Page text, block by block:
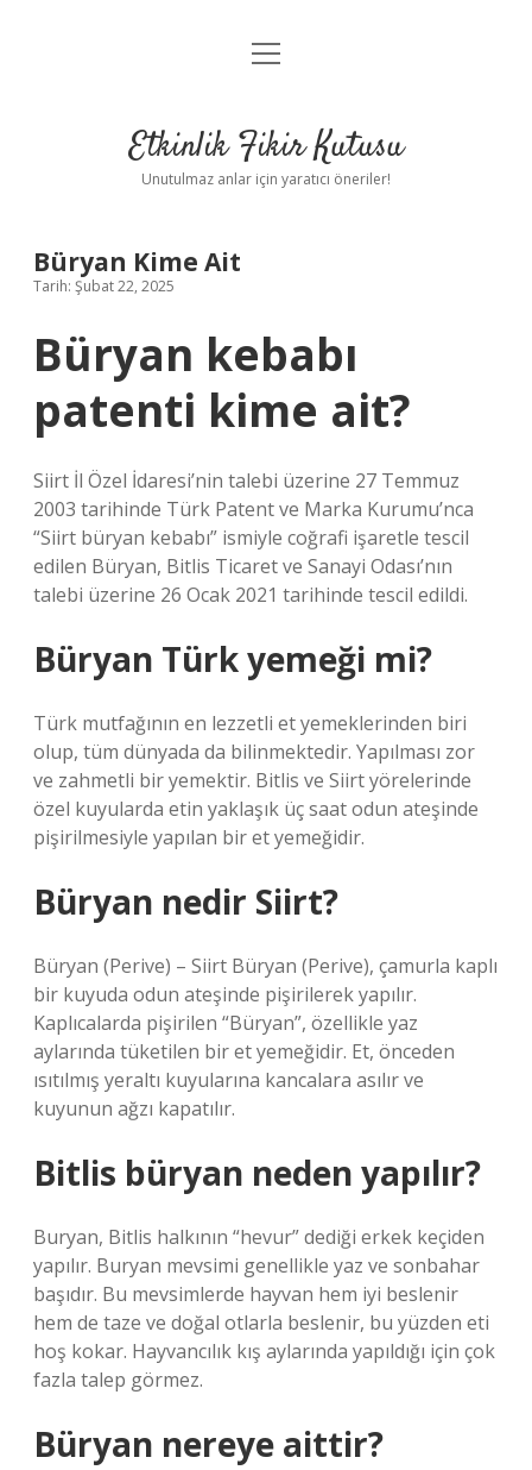
Anasayfa
Yasal Uyarı
menüyü
Etkinlik Fikir Kutusu
Unutulmaz anlar için yaratıcı öneriler!
Büryan Kime Ait
Tarih: Şubat 22, 2025
Büryan kebabı
patenti kime ait?
Siirt İl Özel İdaresi’nin talebi üzerine 27 Temmuz
2003 tarihinde Türk Patent ve Marka Kurumu’nca
“Siirt büryan kebabı” ismiyle coğrafi işaretle tescil
edilen Büryan, Bitlis Ticaret ve Sanayi Odası’nın
talebi üzerine 26 Ocak 2021 tarihinde tescil edildi.
Büryan Türk yemeği mi?
Türk mutfağının en lezzetli et yemeklerinden biri
olup, tüm dünyada da bilinmektedir. Yapılması zor
ve zahmetli bir yemektir. Bitlis ve Siirt yörelerinde
özel kuyularda etin yaklaşık üç saat odun ateşinde
pişirilmesiyle yapılan bir et yemeğidir.
Büryan nedir Siirt?
Büryan (Perive) – Siirt Büryan (Perive), çamurla kaplı
bir kuyuda odun ateşinde pişirilerek yapılır.
Kaplıcalarda pişirilen “Büryan”, özellikle yaz
aylarında tüketilen bir et yemeğidir. Et, önceden
ısıtılmış yeraltı kuyularına kancalara asılır ve
kuyunun ağzı kapatılır.
Bitlis büryan neden yapılır?
Buryan, Bitlis halkının “hevur” dediği erkek keçiden
yapılır. Buryan mevsimi genellikle yaz ve sonbahar
başıdır. Bu mevsimlerde hayvan hem iyi beslenir
hem de taze ve doğal otlarla beslenir, bu yüzden eti
hoş kokar. Hayvancılık kış aylarında yapıldığı için çok
fazla talep görmez.
Büryan nereye aittir?